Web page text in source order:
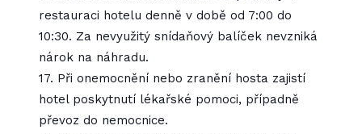
restauraci hotelu denně v době od 7:00 do
10:30. Za nevyužitý snídaňový balíček nevzniká
nárok na náhradu.
17. Při onemocnění nebo zranění hosta zajistí
hotel poskytnutí lékařské pomoci, případně
převoz do nemocnice.